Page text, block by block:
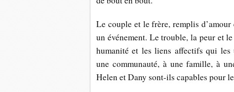
Le couple et le frère, remplis
un événement. Le trouble, la peur et
humanité et les liens affectifs qui les
une communauté, à une famille, à
Helen et Dany sont-ils capables pour